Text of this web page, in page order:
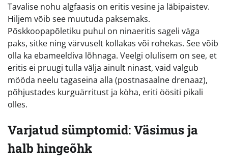
Tavalise nohu algfaasis on eritis vesine ja läbipaistev.
Hiljem võib see muutuda paksemaks.
Põskkoopapõletiku puhul on ninaeritis sageli väga
paks, sitke ning värvuselt kollakas või rohekas. See võib
olla ka ebameeldiva lõhnaga. Veelgi olulisem on see, et
eritis ei pruugi tulla välja ainult ninast, vaid valgub
mööda neelu tagaseina alla (postnasaalne drenaaz),
põhjustades kurguärritust ja köha, eriti öösiti pikali
olles.
Varjatud sümptomid: Väsimus ja
halb hingeõhk